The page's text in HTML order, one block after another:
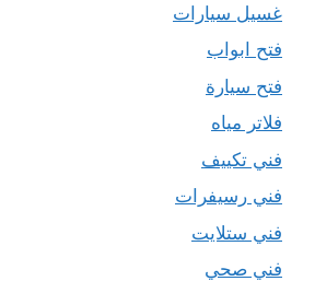
غسيل سيارات
فتح ابواب
فتح سيارة
فلاتر مياه
فني تكييف
فني رسيفرات
فني ستلايت
فني صحي